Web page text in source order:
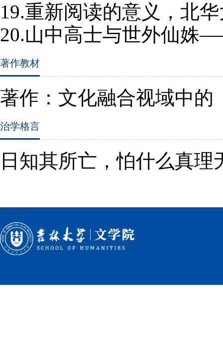
19.重新阅读的意义，北
20.山中高士与世外仙姝
著作教材
著作：文化融合视域中的
治学格言
日知其所亡，怕什么真